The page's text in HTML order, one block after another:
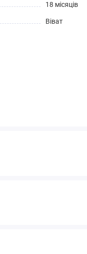
18 місяців
Віват